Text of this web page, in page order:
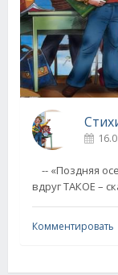
-- «Поздняя
вдруг ТАКОЕ –
Комментировать